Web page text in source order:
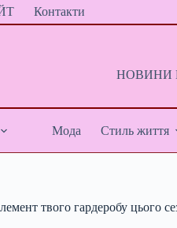
Контакти
НОВИНИ
Мода Стиль життя
твого гардеробу цього